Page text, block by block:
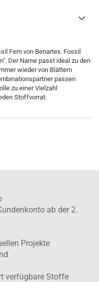
Fern von Benartex. Fossil
Der Name passt ideal zu den
wieder von Blättern
passen
zu einer Vielzahl
Stoffvorrat.
ab der 2.
Projekte
verfügbare Stoffe